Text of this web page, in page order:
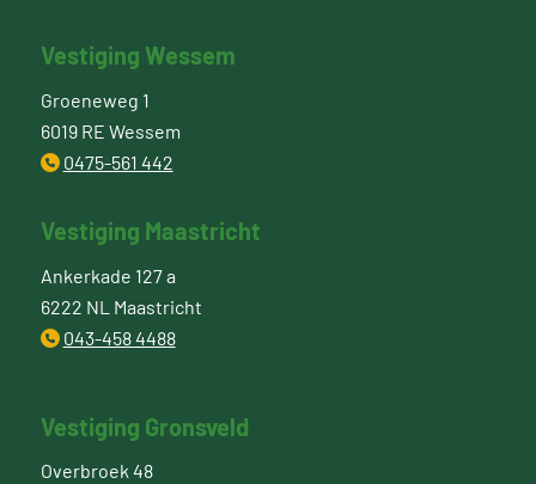
Vestiging Wessem
Groeneweg 1
6019 RE Wessem
0475-561 442
Vestiging Maastricht
Ankerkade 127 a
6222 NL Maastricht
043-458 4488
Vestiging Gronsveld
Overbroek 48